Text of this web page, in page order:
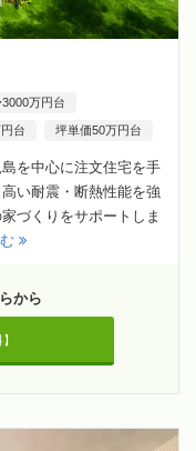
万円台
台 坪単価50万円台
を中心に注文住宅を手
い耐震・断熱性能を強
づくりをサポートしま
から